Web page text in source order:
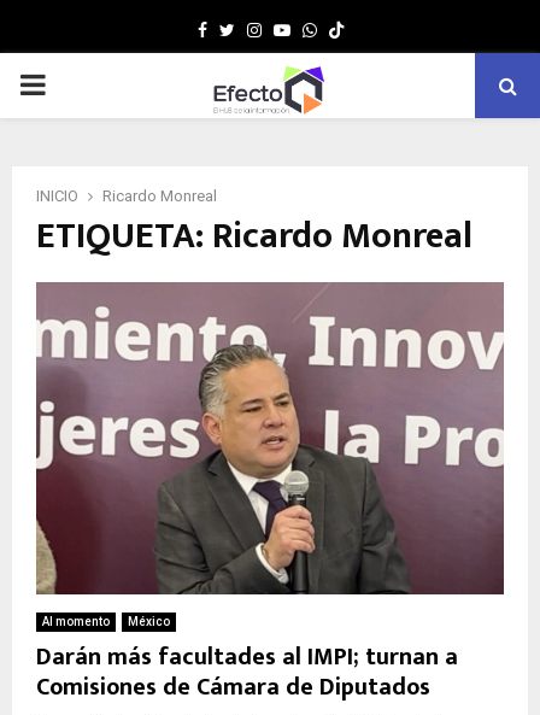
Facebook
TwitterInstagram
YoutubeWhatsapp
MENÚ
INICIO Ricardo Monreal
ETIQUETA: Ricardo Monreal
Al momento México
Darán más facultades al IMPI; turnan a
Comisiones de Cámara de Diputados